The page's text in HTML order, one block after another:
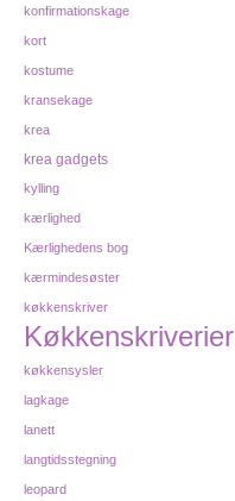
konfirmationskage
kort
kostume
kransekage
krea
krea gadgets
kylling
kærlighed
Kærlighedens bog
kærmindesøster
køkkenskriver
Køkkenskriverier
køkkensysler
lagkage
lanett
langtidsstegning
leopard